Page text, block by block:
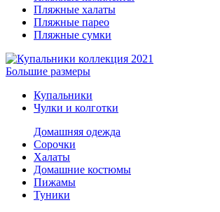
Пляжные халаты
Пляжные парео
Пляжные сумки
Большие размеры
Купальники
Чулки и колготки
Домашняя одежда
Сорочки
Халаты
Домашние костюмы
Пижамы
Туники